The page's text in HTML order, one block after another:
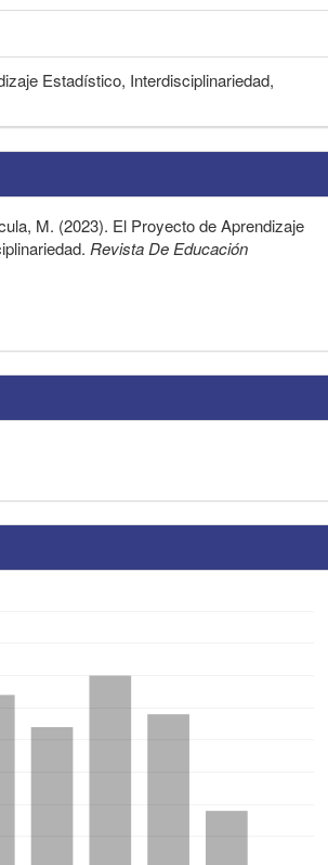
Estadístico, Interdisciplinariedad,
M. (2023). El Proyecto de Aprendizaje
Revista De Educación